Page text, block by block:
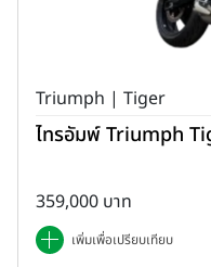
Triumph | Tiger
ไทรอัมพ์ Triumph
359,000 บาท
เพิ่มเพื่อเปรียบเทียบ